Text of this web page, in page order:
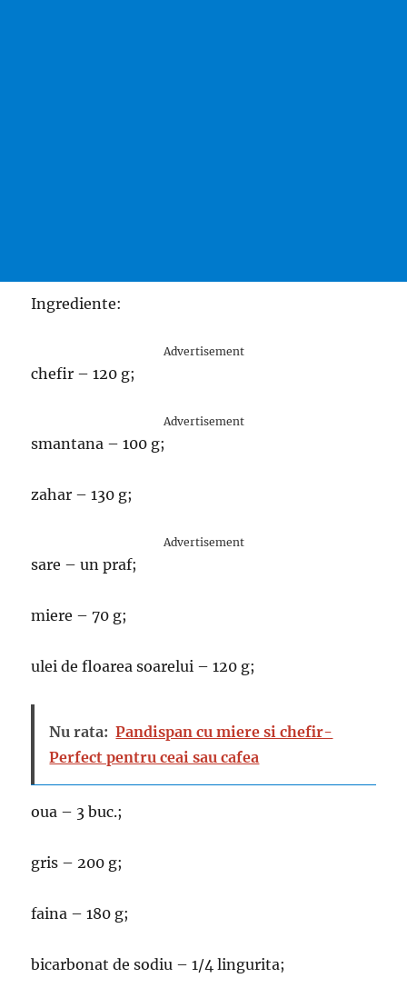
Ingrediente:
Advertisement
chefir – 120 g;
Advertisement
smantana – 100 g;
zahar – 130 g;
Advertisement
sare – un praf;
miere – 70 g;
ulei de floarea soarelui – 120 g;
Nu rata: Pandispan cu miere si chefir-
Perfect pentru ceai sau cafea
oua – 3 buc.;
gris – 200 g;
faina – 180 g;
bicarbonat de sodiu – 1/4 lingurita;